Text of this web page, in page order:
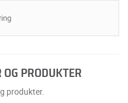
PRODUKTER
produkter.